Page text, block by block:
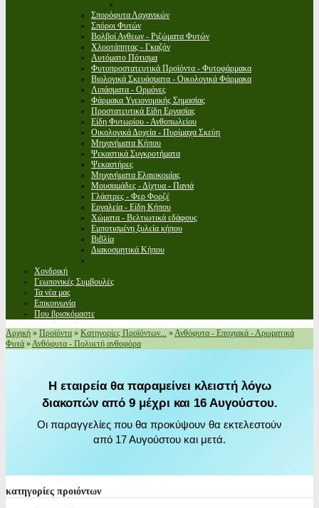
Σπορόφυτα Λαχανικών
Σπόροι Φυτών
Βολβοί Ανθεων - Ριζώματα Φυτών
Χλοοτάπητας - Γκαζόν
Αυτόματο Πότισμα
Φυτοπροστατευτικά Προϊόντα - Φυτοφάρμακα
Βιολογικά Σκευάσματα - Οικολογικά Φάρμακα
Λιπάσματα - Ορμόνες
Φάρμακα Υγειονομικής Σημασίας
Προστατευτικά Είδη Εργασίας
Είδη Φυτωρίου - Ανθοπωλείου
Οικολογικά Δοχεία - Πυρίμαχα Σκεύη
Μηχανήματα Κήπου
Ψεκαστικά Συγκροτήματα
Ψεκαστήρες
Μηχανήματα Ελαιοκομίας
Μουσαμάδες - Δίχτυα - Πανιά
Γλάστρες - Φερ Φορζέ
Εργαλεία - Είδη Κήπου
Χώματα - Βελτιωτικά εδάφους
Εμποτισμένη ξυλεία κήπου
Βιβλία
Διακοσμητικά Κήπου
Χονδρική
Γεωπονικές Συμβουλές
Τα νέα μας
Επικοινωνία
Που βρισκόμαστε
Αρχική » Προϊόντα » Κατηγορίες Προϊόντων... »Ανθόφυτα - Εποχιακά - Αρωματικά
Φυτά »Ανθόφυτα - Πολυετή ανθοφόρα
Η εταιρεία θα παραμείνει κλειστή λόγω
διακοπών από 9 μέχρι και 16 Αυγούστου.
Οι παραγγελίες που θα προκύψουν θα εκτελεστούν
από 17 Αυγούστου και μετά.
κατηγορίες προιόντων